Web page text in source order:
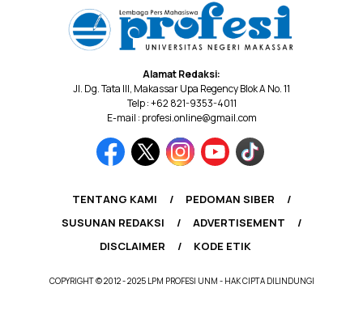
Alamat Redaksi:
Jl. Dg. Tata III, Makassar Upa Regency Blok A No. 11
Telp : +62 821-9353-4011
E-mail : profesi.online@gmail.com
TENTANG KAMI
PEDOMAN SIBER
SUSUNAN REDAKSI
ADVERTISEMENT
DISCLAIMER
KODE ETIK
COPYRIGHT © 2012 - 2025 LPM PROFESI UNM - HAK CIPTA DILINDUNGI